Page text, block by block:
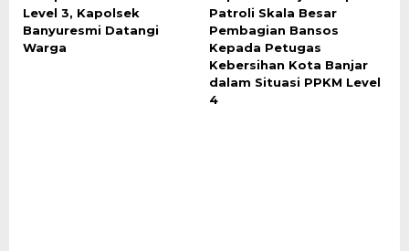
Level 3, Kapolsek
Banyuresmi Datangi
Warga
Patroli Skala Besar
Pembagian Bansos
Kepada Petugas
Kebersihan Kota Banjar
dalam Situasi PPKM Level
4